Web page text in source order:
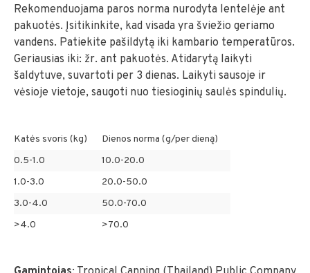
Rekomenduojama paros norma nurodyta lentelėje ant
pakuotės. Įsitikinkite, kad visada yra šviežio geriamo
vandens. Patiekite pašildytą iki kambario temperatūros.
Geriausias iki: žr. ant pakuotės. Atidarytą laikyti
šaldytuve, suvartoti per 3 dienas. Laikyti sausoje ir
vėsioje vietoje, saugoti nuo tiesioginių saulės spindulių.
Katės svoris (kg)
Dienos norma (g/per dieną)
0.5-1.0
10.0-20.0
1.0-3.0
20.0-50.0
3.0-4.0
50.0-70.0
>4.0
>70.0